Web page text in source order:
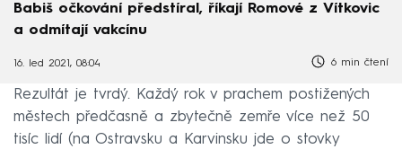
Babiš očkování předstíral, říkají Romové z Vítkovic
a odmítají vakcínu
16. led 2021, 08:04 6 min čtení
Rezultát je tvrdý. Každý rok v prachem postižených
městech předčasně a zbytečně zemře více než 50
tisíc lidí (na Ostravsku a Karvinsku jde o stovky